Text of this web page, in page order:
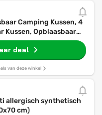
Camping Kussen, 4
Kussen, Opblaasbaar
Nekondersteuning,
Comfortabel
Kantoor, Outdoor
deal
van deze winkel
allergisch synthetisch
cm)